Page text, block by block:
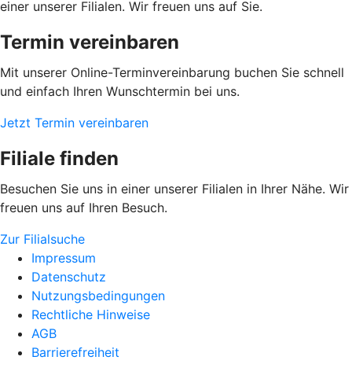
einer unserer Filialen. Wir freuen uns auf Sie.
Termin vereinbaren
Mit unserer Online-Terminvereinbarung buchen Sie schnell
und einfach Ihren Wunschtermin bei uns.
Jetzt Termin vereinbaren
Filiale finden
Besuchen Sie uns in einer unserer Filialen in Ihrer Nähe. Wir
freuen uns auf Ihren Besuch.
Zur Filialsuche
Impressum
Datenschutz
Nutzungsbedingungen
Rechtliche Hinweise
AGB
Barrierefreiheit